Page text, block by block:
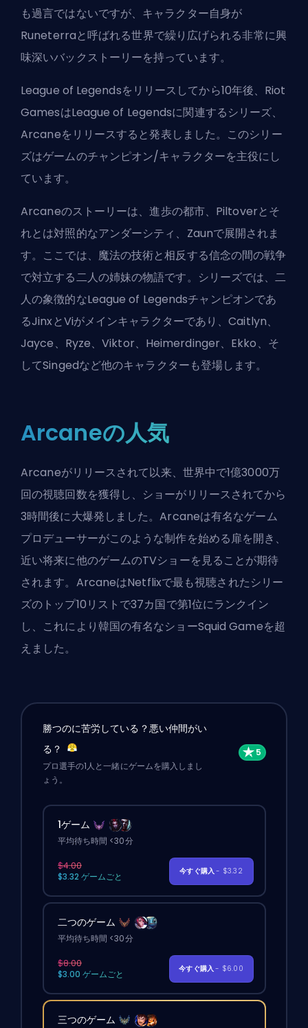
も過言ではないですが、キャラクター自身が
Runeterraと呼ばれる世界で繰り広げられる非常に興
味深いバックストーリーを持っています。
League of Legendsをリリースしてから10年後、Riot
GamesはLeague of Legendsに関連するシリーズ、
Arcaneをリリースすると発表しました。このシリー
ズはゲームのチャンピオン/キャラクターを主役にし
ています。
Arcaneのストーリーは、進歩の都市、Piltoverとそ
れとは対照的なアンダーシティ、Zaunで展開されま
す。ここでは、魔法の技術と相反する信念の間の戦争
で対立する二人の姉妹の物語です。シリーズでは、二
人の象徴的なLeague of Legendsチャンピオンであ
るJinxとViがメインキャラクターであり、Caitlyn、
Jayce、 Ryze、Viktor、 Heimerdinger、 Ekko、そ
してSingedなど他のキャラクターも登場します。
Arcaneの人気
Arcaneがリリースされて以来、世界中で1億3000万
回の視聴回数を獲得し、ショーがリリースされてから
3時間後に大爆発しました。Arcaneは有名なゲーム
プロデューサーがこのような制作を始める扉を開き、
近い将来に他のゲームのTVショーを見ることが期待
されます。ArcaneはNetflixで最も視聴されたシリー
ズのトップ10リストで37カ国で第1位にランクイン
し、これにより韓国の有名なショーSquid Gameを超
えました。
勝つのに苦労している？悪い仲間がい
る？
プロ選手の1人と一緒にゲームを購入しまし
ょう。
1ゲーム
平均待ち時間 <30分
$4.00
$3.32 ゲームごと
今すぐ購入- $3.32
二つのゲーム
平均待ち時間 <30分
$8.00
$3.00 ゲームごと
今すぐ購入- $6.00
三つのゲーム